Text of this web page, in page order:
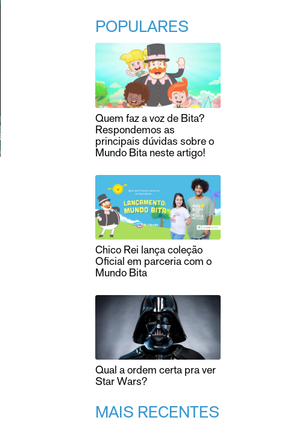
POPULARES
Quem faz a voz de Bita?
Respondemos as
principais dúvidas sobre o
Mundo Bita neste artigo!
Chico Rei lança coleção
Oficial em parceria com o
Mundo Bita
Qual a ordem certa pra ver
Star Wars?
MAIS RECENTES